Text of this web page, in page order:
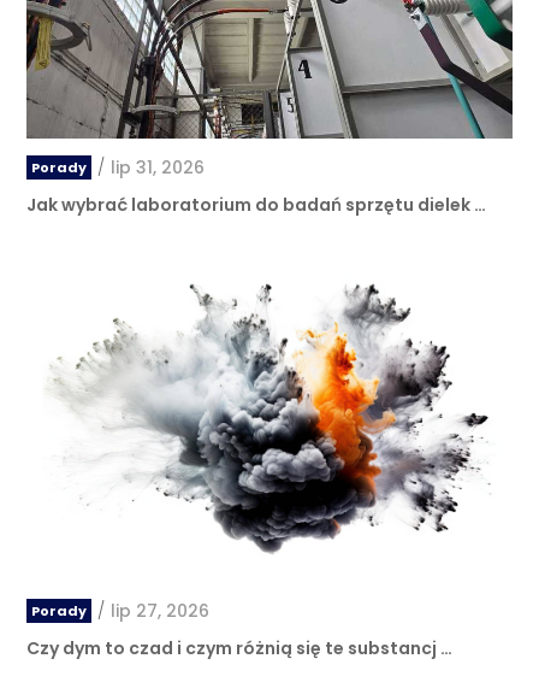
Porady / lip 31, 2026
Jak wybrać laboratorium do badań sprzętu dielek …
Porady / lip 27, 2026
Czy dym to czad i czym różnią się te substancj …